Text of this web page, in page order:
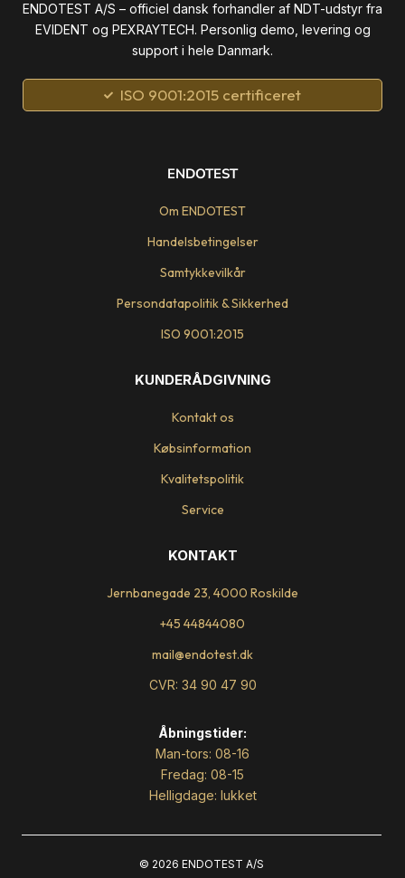
ENDOTEST A/S – officiel dansk forhandler af NDT-udstyr fra
EVIDENT og PEXRAYTECH. Personlig demo, levering og
support i hele Danmark.
ISO 9001:2015 certificeret
ENDOTEST
Om ENDOTEST
Handelsbetingelser
Samtykkevilkår
Persondatapolitik & Sikkerhed
ISO 9001:2015
KUNDERÅDGIVNING
Kontakt os
Købsinformation
Kvalitetspolitik
Service
KONTAKT
Jernbanegade 23, 4000 Roskilde
+45 44844080
mail@endotest.dk
CVR: 34 90 47 90
Åbningstider:
Man-tors: 08-16
Fredag: 08-15
Helligdage: lukket
© 2026 ENDOTEST A/S